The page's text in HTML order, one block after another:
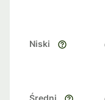
Niski